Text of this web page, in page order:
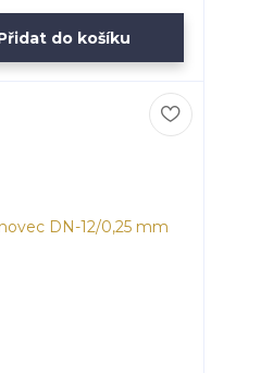
do košíku